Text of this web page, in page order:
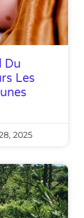
Du
Les
2025